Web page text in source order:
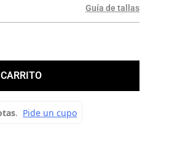
Guía de tallas